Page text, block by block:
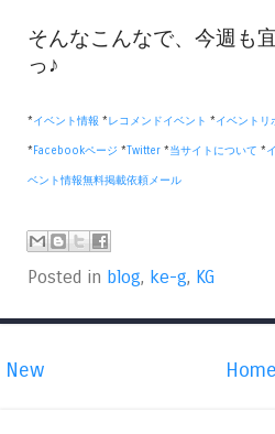
そんなこんなで、今週も
っ♪
*イベント情報 *レコメンドイベント *イベントリ
* Facebookページ *Twitter *当サイトについて *
ベント情報無料掲載依頼メール
Posted in blog, ke-g, KG
New Home